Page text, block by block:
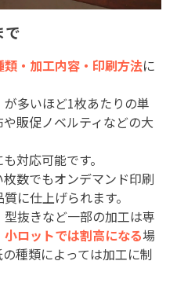
で
類・加工内容・印刷方法に
が多いほど1枚あたりの単
販促ノベルティなどの大
対応可能です。
数でもオンデマンド印刷
に仕上げられます。
抜きなど一部の加工は専
小ロットでは割高になる場
種類によっては加工に制